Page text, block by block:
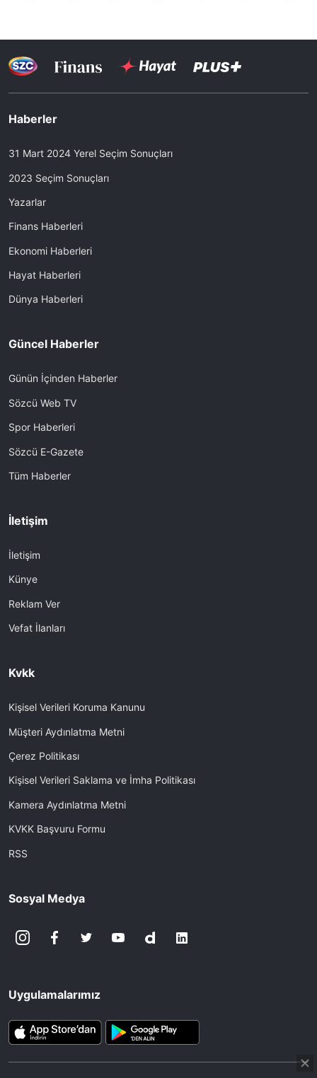
Haberler
31 Mart 2024 Yerel Seçim Sonuçları
2023 Seçim Sonuçları
Yazarlar
Finans Haberleri
Ekonomi Haberleri
Hayat Haberleri
Dünya Haberleri
Güncel Haberler
Günün İçinden Haberler
Sözcü Web TV
Spor Haberleri
Sözcü E-Gazete
Tüm Haberler
İletişim
İletişim
Künye
Reklam Ver
Vefat İlanları
Kvkk
Kişisel Verileri Koruma Kanunu
Müşteri Aydınlatma Metni
Çerez Politikası
Kişisel Verileri Saklama ve İmha Politikası
Kamera Aydınlatma Metni
KVKK Başvuru Formu
RSS
Sosyal Medya
Uygulamalarımız